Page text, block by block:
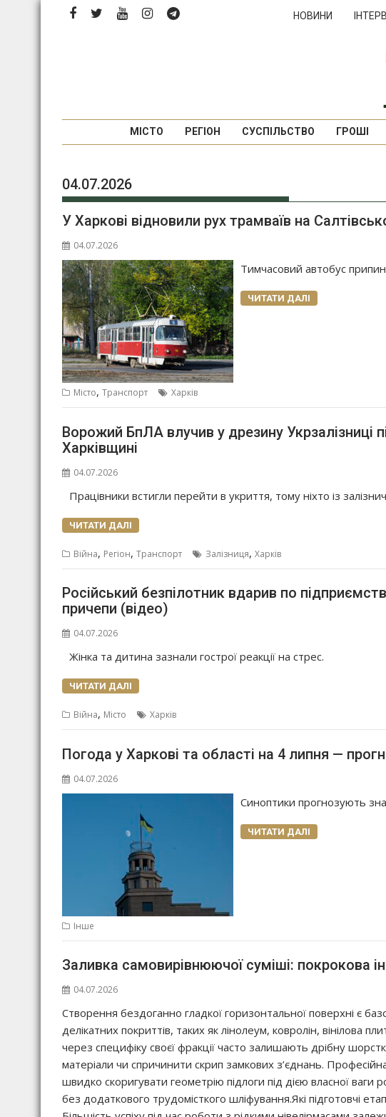
Перейти
НОВИНИ
МІСТО РЕГІОН СУСПІЛЬСТВО ГРОШІ
04.07.2026
У Харкові відновили рух трамваїв на
04.07.2026
Тимчасовий автобус
ЧИТАТИ ДАЛІ
Місто, Транспорт Харків
Ворожий БпЛА влучив у дрезину Укрзалізниці
Харківщині
04.07.2026
Працівники встигли перейти в укриття, тому ніхто із
ЧИТАТИ ДАЛІ
Війна, Регіон, Транспорт Залізниця, Харків
Російський безпілотник вдарив по
причепи (відео)
04.07.2026
Жінка та дитина зазнали гострої реакції на стрес.
ЧИТАТИ ДАЛІ
Війна, Місто Харків
Погода у Харкові та області на 4 липня —
04.07.2026
Синоптики прогнозують
ЧИТАТИ ДАЛІ
Інше
Заливка самовирівнюючої суміші: покрокова
04.07.2026
Створення бездоганно гладкої горизонтальної поверхні є
делікатних покриттів, таких як лінолеум, ковролін, вінілова
через специфіку своєї фракції часто залишають дрібну
матеріали чи спричинити скрип замкових з’єднань.
швидко скоригувати геометрію підлоги під дією власної
без додаткового трудомісткого шліфування.Які підготовчі